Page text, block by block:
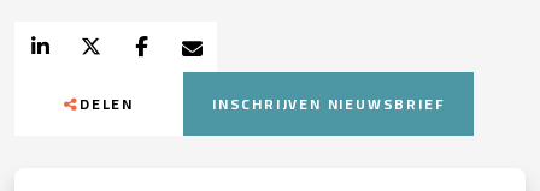
DELEN INSCHRIJVEN NIEUWSBRIEF